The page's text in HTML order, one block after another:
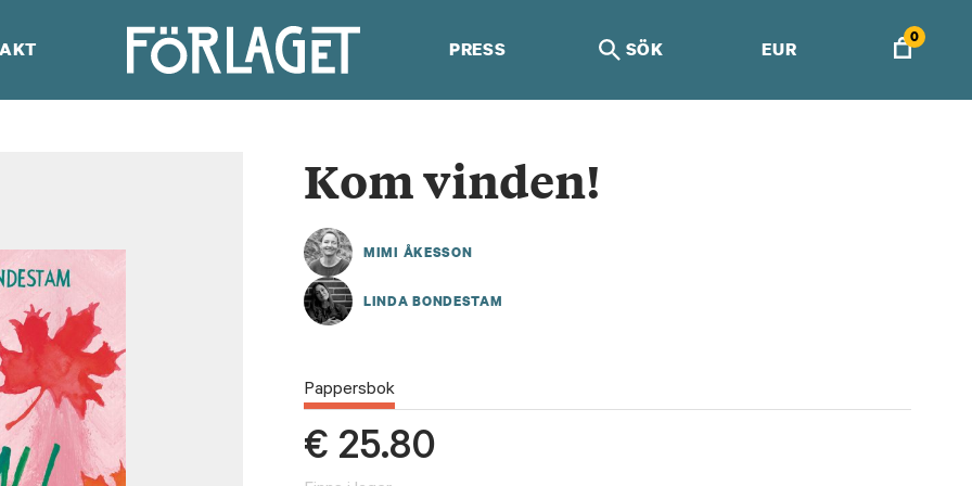
PRESS SÖK EUR
0
Kom vinden!
MIMI ÅKESSON
LINDA BONDESTAM
Pappersbok
€ 25.80